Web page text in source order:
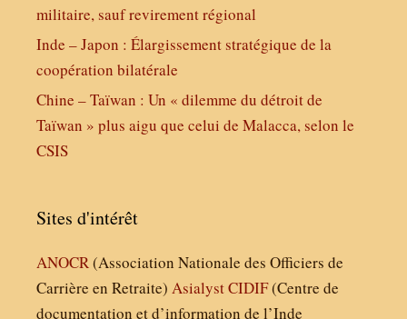
militaire, sauf revirement régional
Inde – Japon : Élargissement stratégique de la
coopération bilatérale
Chine – Taïwan : Un « dilemme du détroit de
Taïwan » plus aigu que celui de Malacca, selon le
CSIS
Sites d'intérêt
ANOCR(Association Nationale des Officiers de
Carrière en Retraite) AsialystCIDIF(Centre de
documentation et d’information de l’Inde